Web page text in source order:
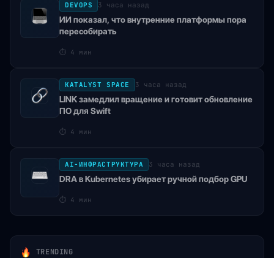
DEVOPS 3 часа назад
ИИ показал, что внутренние платформы пора
пересобирать
⏱ 4 мин
KATALYST SPACE 3 часа назад
LINK замедлил вращение и готовит обновление
ПО для Swift
⏱ 4 мин
AI-ИНФРАСТРУКТУРА 3 часа назад
DRA в Kubernetes убирает ручной подбор GPU
⏱ 4 мин
TRENDING